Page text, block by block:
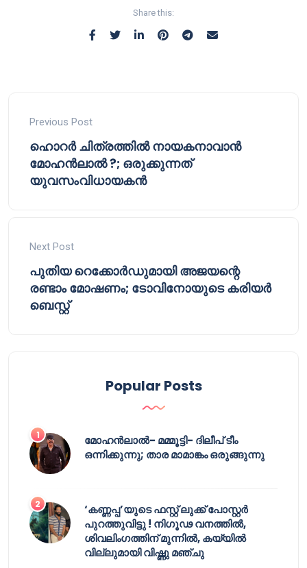
Share this:
Previous Post
ഹൊറർ ചിത്രത്തിൽ നായകനാവാൻ
മോഹൻലാൽ ?; ഒരുക്കുന്നത്
യുവസംവിധായകൻ
Next Post
പുതിയ റെക്കോർഡുമായി അജയന്റെ
രണ്ടാം മോഷണം; ടോവിനോയുടെ കരിയർ
ബെസ്റ്റ്
Popular Posts
മോഹൻലാൽ- മമ്മൂട്ടി- ദിലീപ് ടീം
ഒന്നിക്കുന്നു; താര മാമാങ്കം ഒരുങ്ങുന്നു
‘കണ്ണപ്പ’യുടെ ഫസ്റ്റ് ലുക്ക് പോസ്റ്റർ
പുറത്തുവിട്ടു ! നിഗൂഢ വനത്തിൽ,
ശിവലിംഗത്തിന് മുന്നിൽ, കയ്യിൽ
വില്ലുമായി വിഷ്ണു മഞ്ചു